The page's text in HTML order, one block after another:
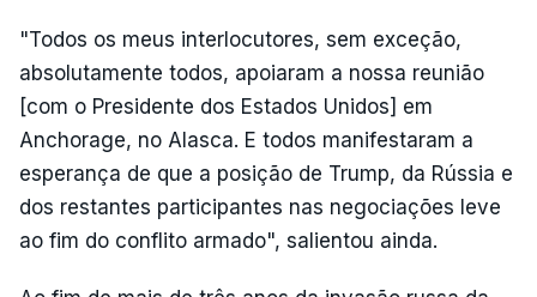
"Todos os meus interlocutores, sem exceção,
absolutamente todos, apoiaram a nossa reunião
[com o Presidente dos Estados Unidos] em
Anchorage, no Alasca. E todos manifestaram a
esperança de que a posição de Trump, da Rússia e
dos restantes participantes nas negociações leve
ao fim do conflito armado", salientou ainda.